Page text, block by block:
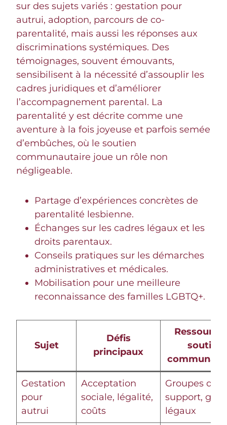
sur des sujets variés : gestation pour
autrui, adoption, parcours de co-
parentalité, mais aussi les réponses aux
discriminations systémiques. Des
témoignages, souvent émouvants,
sensibilisent à la nécessité d’assouplir les
cadres juridiques et d’améliorer
l’accompagnement parental. La
parentalité y est décrite comme une
aventure à la fois joyeuse et parfois semée
d’embûches, où le soutien
communautaire joue un rôle non
négligeable.
Partage d’expériences concrètes de
parentalité lesbienne.
Échanges sur les cadres légaux et les
droits parentaux.
Conseils pratiques sur les démarches
administratives et médicales.
Mobilisation pour une meilleure
reconnaissance des familles LGBTQ+.
Sujet
Défis
principaux
Gestation
pour
autrui
Acceptation
sociale, légalité,
coûts
Groupes de
support,
légaux